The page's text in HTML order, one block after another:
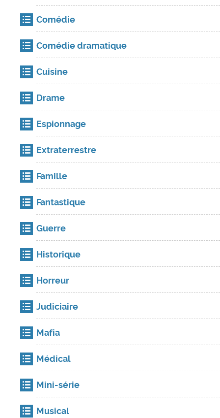
Comédie
Comédie dramatique
Cuisine
Drame
Espionnage
Extraterrestre
Famille
Fantastique
Guerre
Historique
Horreur
Judiciaire
Mafia
Médical
Mini-série
Musical